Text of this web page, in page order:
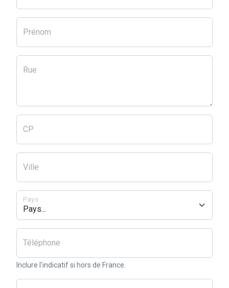
Prénom
Rue
CP
Ville
Pays
Téléphone
Inclure l'indicatif si hors de France.